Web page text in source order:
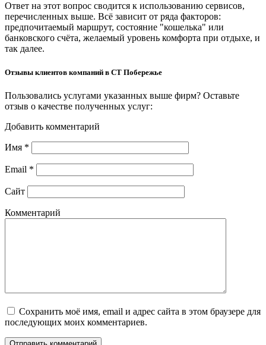
Ответ на этот вопрос сводится к использованию сервисов,
перечисленных выше. Всё зависит от ряда факторов:
предпочитаемый маршрут, состояние "кошелька" или
банковского счёта, желаемый уровень комфорта при отдыхе, и
так далее.
Отзывы клиентов компаний в СТ Побережье
Пользовались услугами указанных выше фирм? Оставьте
отзыв о качестве полученных услуг:
Добавить комментарий
Имя *
Email *
Сайт
Комментарий
Сохранить моё имя, email и адрес сайта в этом браузере для
последующих моих комментариев.